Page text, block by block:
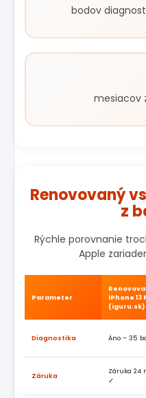
bodov
mesiacov
Renovovaný
z
Rýchle porovnanie
Apple
Parameter
iPhone 13
(iguru.sk)
Diagnostika Áno – 35
Záruka
Záruka 24
✓